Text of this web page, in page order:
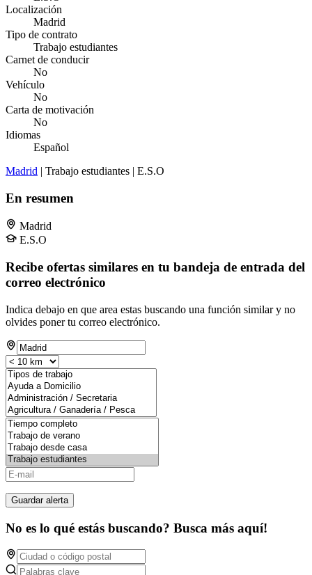
Localización
Madrid
Tipo de contrato
Trabajo estudiantes
Carnet de conducir
No
Vehículo
No
Carta de motivación
No
Idiomas
Español
Madrid | Trabajo estudiantes | E.S.O
En resumen
Madrid
E.S.O
Recibe ofertas similares en tu bandeja de entrada del
correo electrónico
Indica debajo en que area estas buscando una función similar y no
olvides poner tu correo electrónico.
Guardar alerta
No es lo qué estás buscando? Busca más aquí!